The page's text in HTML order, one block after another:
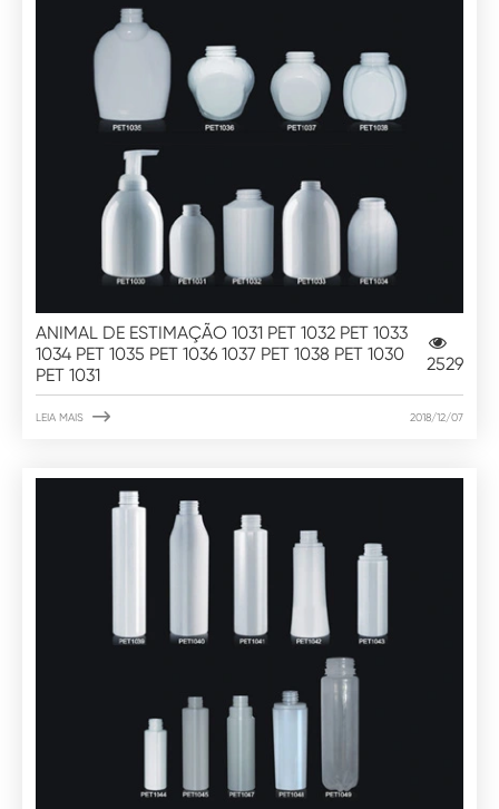
ANIMAL DE ESTIMAÇÃO 1031 PET 1032 PET 1033
1034 PET 1035 PET 1036 1037 PET 1038 PET 1030
PET 1031
2529
LEIA MAIS  2018/12/07